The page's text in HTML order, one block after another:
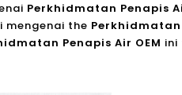
Perkhidmatan Penapis
mengenai the Perkhidmatan
Penapis Air OEM ini